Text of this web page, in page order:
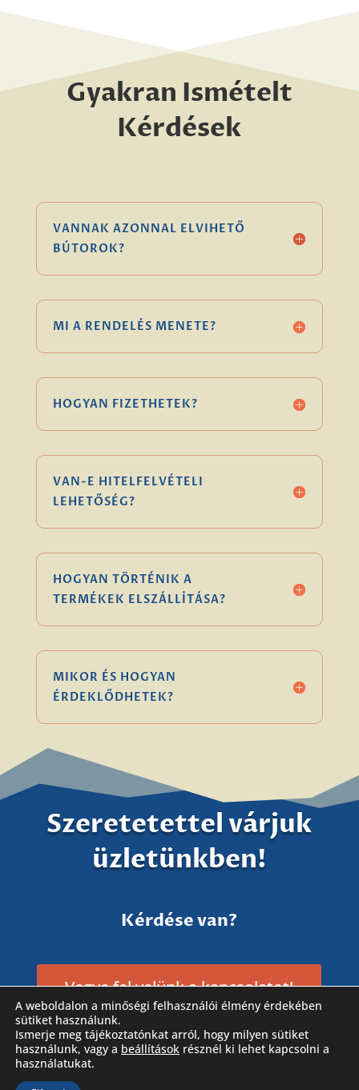
Gyakran Ismételt
Kérdések
VANNAK AZONNAL ELVIHETŐ
BÚTOROK?
MI A RENDELÉS MENETE?
HOGYAN FIZETHETEK?
VAN-E HITELFELVÉTELI
LEHETŐSÉG?
HOGYAN TÖRTÉNIK A
TERMÉKEK ELSZÁLLÍTÁSA?
MIKOR ÉS HOGYAN
ÉRDEKLŐDHETEK?
Szeretetettel várjuk
üzletünkben!
Kérdése van?
Vegye fel velünk a kapcsolatot!
A weboldalon a minőségi felhasználói élmény érdekében
sütiket használunk.
Ismerje meg tájékoztatónkat arról, hogy milyen sütiket
használunk, vagy a beállítások résznél ki lehet kapcsolni a
használatukat.